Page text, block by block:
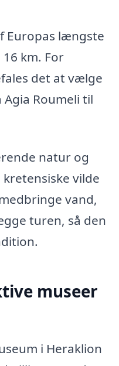
Europas længste
km. For
det at vælge
Roumeli til
natur og
vilde
vand,
turen, så den
museer
i Heraklion